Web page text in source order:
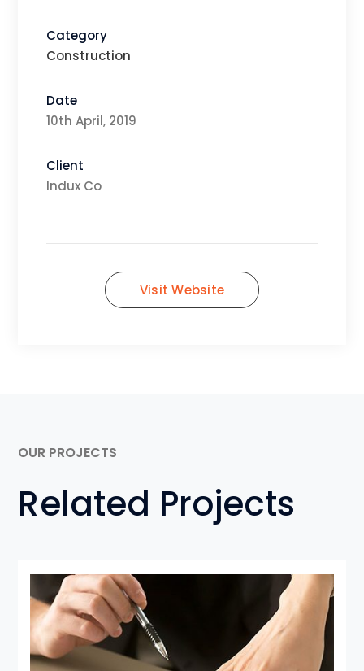
Category
Construction
Date
10th April, 2019
Client
Indux Co
Visit Website
OUR PROJECTS
Related Projects